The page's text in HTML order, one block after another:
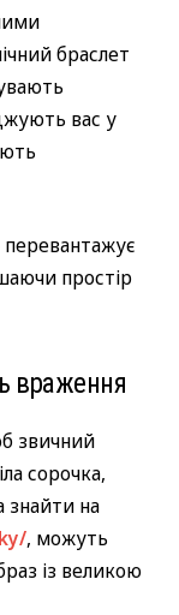
браслет
вас у
простір
враження
звичний
сорочка,
знайти на
, можуть
із великою